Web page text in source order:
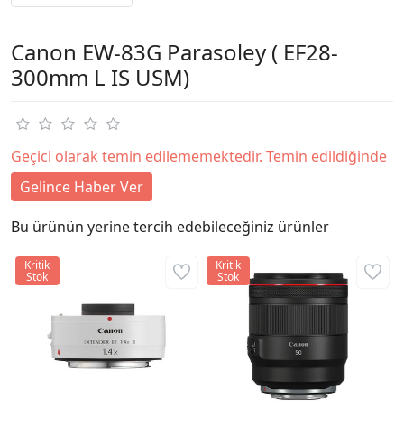
Canon EW-83G Parasoley ( EF28-
300mm L IS USM)
Geçici olarak temin edilememektedir. Temin edildiğinde
Gelince Haber Ver
Bu ürünün yerine tercih edebileceğiniz ürünler
Kritik
Stok
Kritik
Stok